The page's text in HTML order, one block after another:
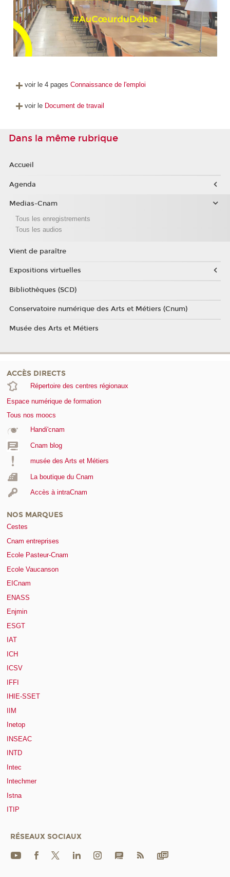
voir le 4 pages Connaissance de l'emploi
voir le Document de travail
Dans la même rubrique
Accueil
Agenda
Medias-Cnam
Tous les enregistrements
Tous les audios
Vient de paraître
Expositions virtuelles
Bibliothèques (SCD)
Conservatoire numérique des Arts et Métiers (Cnum)
Musée des Arts et Métiers
ACCÈS DIRECTS
Répertoire des centres régionaux
Espace numérique de formation
Tous nos moocs
Handi'cnam
Cnam blog
musée des Arts et Métiers
La boutique du Cnam
Accès à intraCnam
NOS MARQUES
Cestes
Cnam entreprises
Ecole Pasteur-Cnam
Ecole Vaucanson
EICnam
ENASS
Enjmin
ESGT
IAT
ICH
ICSV
IFFI
IHIE-SSET
IIM
Inetop
INSEAC
INTD
Intec
Intechmer
Istna
ITIP
RÉSEAUX SOCIAUX